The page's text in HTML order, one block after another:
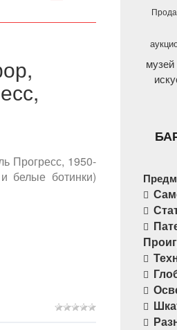
Прогресс, 1950-
белые ботинки)
музей